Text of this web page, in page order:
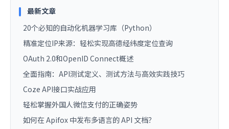
最新文章
20个必知的自动化机器学习库（Python）
精准定位IP来源：轻松实现高德经纬度定位查询
OAuth 2.0和OpenID Connect概述
全面指南：API测试定义、测试方法与高效实践技巧
Coze API接口实战应用
轻松掌握外国人微信支付的正确姿势
如何在 Apifox 中发布多语言的 API 文档？